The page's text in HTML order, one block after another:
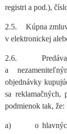
registri a pod.),
2.5. Kúpna
v elektronickej
2.6.
a
objednávky
sa reklamačných,
podmienok tak, že:
a) o hlavných